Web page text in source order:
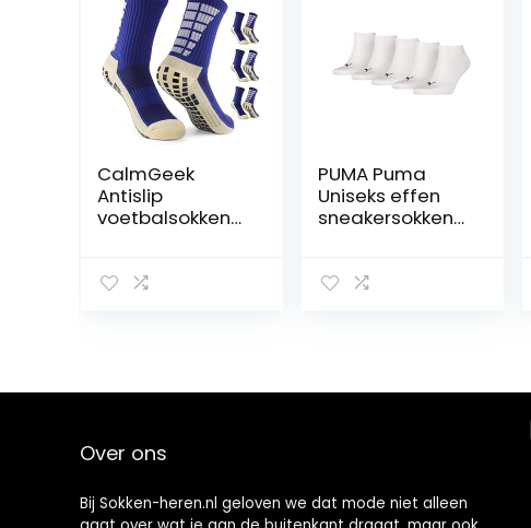
CalmGeek
Antislip
voetbalsokken
ademende
hardlopen,
PUMA Puma
Uniseks effen
sneakersokken
volwassene
Over ons
Bij Sokken-heren.nl geloven we dat mode niet alleen